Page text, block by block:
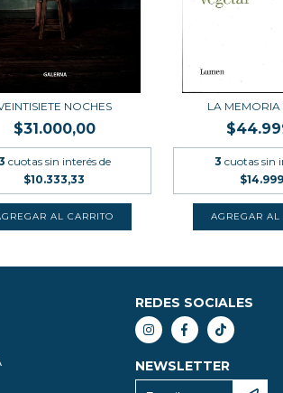
NOCHES
$31.000,00
cuotas sin interés de
$10.333,33
LA MEMORIA
3 cuotas sin
REDES SOCIALES
NEWSLETTER